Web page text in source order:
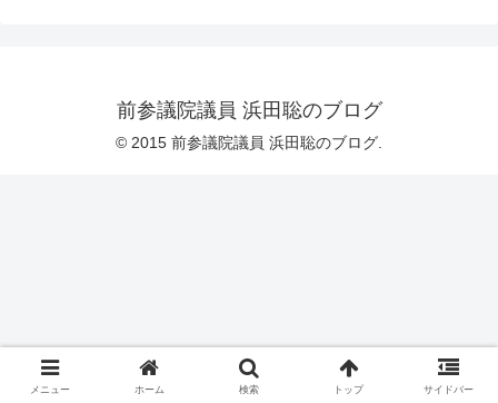
前参議院議員 浜田聡のブログ
© 2015 前参議院議員 浜田聡のブログ.
メニュー ホーム 検索 トップ サイドバー